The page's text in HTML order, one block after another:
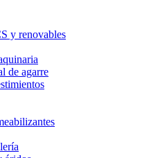
y renovables
de agarre